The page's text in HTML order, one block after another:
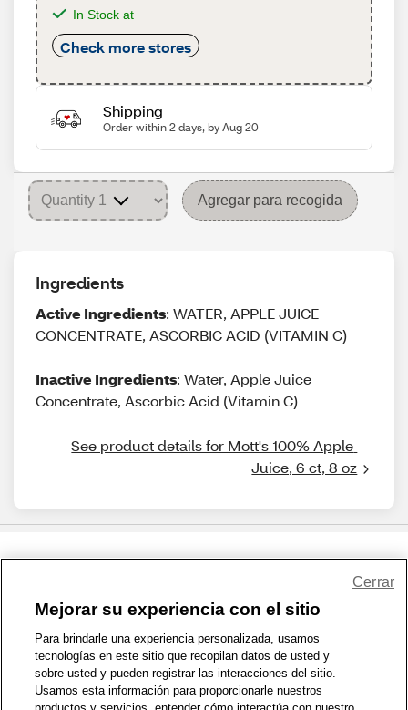
In Stock at
Check more stores
Shipping
Order within 2 days, by Aug 20
Agregar para recogida
Ingredients
Active Ingredients: WATER, APPLE JUICE
CONCENTRATE, ASCORBIC ACID (VITAMIN C)
Inactive Ingredients: Water, Apple Juice
Concentrate, Ascorbic Acid (Vitamin C)
See product details for Mott's 100% Apple
Juice, 6 ct, 8 oz
1-800-679-9691 | Contáctenos | Términos de Uso | Accesibilidad
Política de Privacidad | WA Privacy Policy | Mapa del sitio
Zona de Bienestar | © 1999 - 2026 CVS.com
Mejorar su experiencia con el sitio
Para brindarle una experiencia personalizada, usamos
tecnologías en este sitio que recopilan datos de usted y
sobre usted y pueden registrar las interacciones del sitio.
Usamos esta información para proporcionarle nuestros
Cerrar